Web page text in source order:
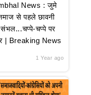
News : जुमे
से पहले छावनी
संभल...चप्पे-चप्पे पर
| Breaking News
1 Year ago